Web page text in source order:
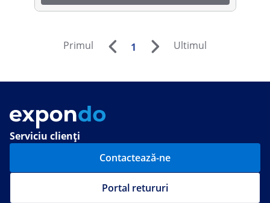
Primul 1 Ultimul
Serviciu clienți
Contactează-ne
Portal retururi